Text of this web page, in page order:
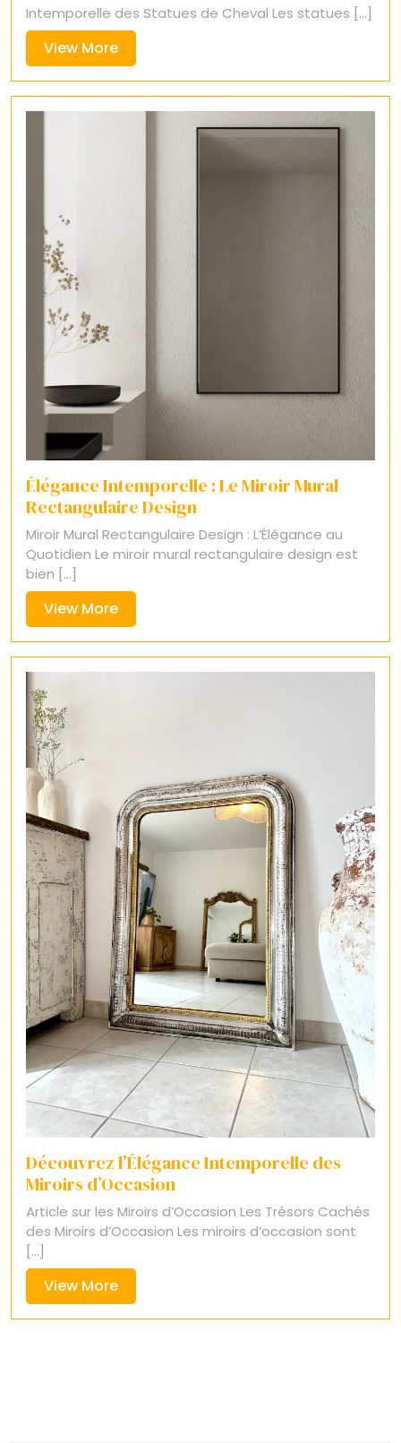
Intemporelle des Statues de Cheval Les statues [...]
View MoreView
More
Élégance Intemporelle : Le Miroir Mural
Rectangulaire Design
Miroir Mural Rectangulaire Design : L’Élégance au
Quotidien Le miroir mural rectangulaire design est
bien [...]
View MoreView
More
Découvrez l’Élégance Intemporelle des
Miroirs d’Occasion
Article sur les Miroirs d’Occasion Les Trésors Cachés
des Miroirs d’Occasion Les miroirs d’occasion sont
[...]
View MoreView
More